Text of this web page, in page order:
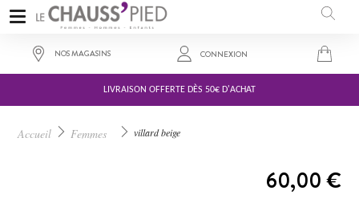
LIVRAISON OFFERTE DÈS 50€ D'ACHAT
NOS MAGASINS CONNEXION
Accueil Femmes villard beige
60,00 €